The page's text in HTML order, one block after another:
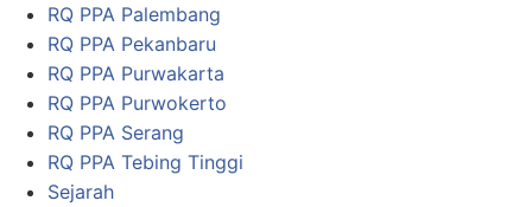
RQ PPA Palembang
RQ PPA Pekanbaru
RQ PPA Purwakarta
RQ PPA Purwokerto
RQ PPA Serang
RQ PPA Tebing Tinggi
Sejarah